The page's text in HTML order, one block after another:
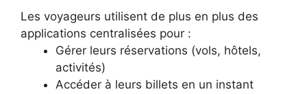
Les voyageurs utilisent de plus en plus des
applications centralisées pour :
Gérer leurs réservations (vols, hôtels,
activités)
Accéder à leurs billets en un instant